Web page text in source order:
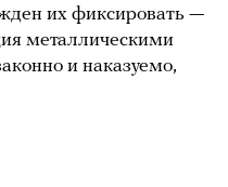
их фиксировать —
металлическими
и наказуемо,